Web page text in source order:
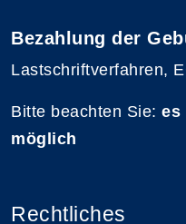
Bezahlung der
Lastschriftverfahren,
Bitte beachten Sie: es
möglich
Rechtliches